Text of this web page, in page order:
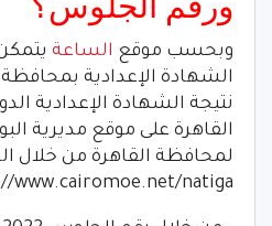
وبحسب موقع الساعة
الشهادة الإعدادية
نتيجة الشهادة الإعدادية
القاهرة على موقع مديرية
لمحافظة القاهرة من خلال
www.cairomoe.net/natiga.